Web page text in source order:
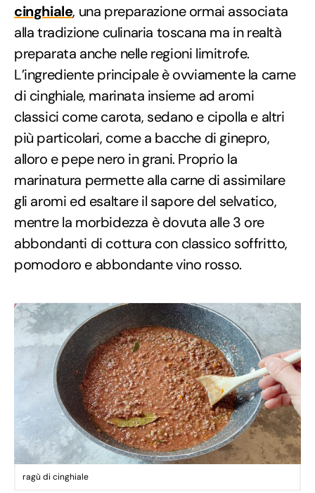
cinghiale, una preparazione ormai associata
alla tradizione culinaria toscana ma in realtà
preparata anche nelle regioni limitrofe.
L’ingrediente principale è ovviamente la carne
di cinghiale, marinata insieme ad aromi
classici come carota, sedano e cipolla e altri
più particolari, come a bacche di ginepro,
alloro e pepe nero in grani. Proprio la
marinatura permette alla carne di assimilare
gli aromi ed esaltare il sapore del selvatico,
mentre la morbidezza è dovuta alle 3 ore
abbondanti di cottura con classico soffritto,
pomodoro e abbondante vino rosso.
ragù di cinghiale